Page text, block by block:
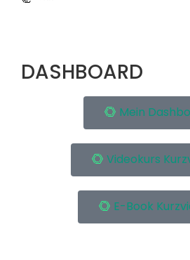
DASHBOARD
Mein
Videokurs
E-Book